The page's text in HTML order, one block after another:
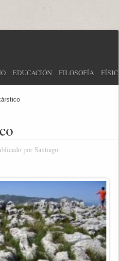
EDUCACIÓN FILOSOFÍA
por Santiago